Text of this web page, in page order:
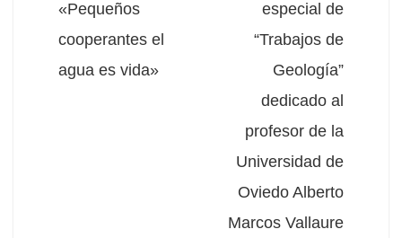
«Pequeños
cooperantes el
agua es vida»
especial de
“Trabajos de
Geología”
dedicado al
profesor de la
Universidad de
Oviedo Alberto
Marcos Vallaure